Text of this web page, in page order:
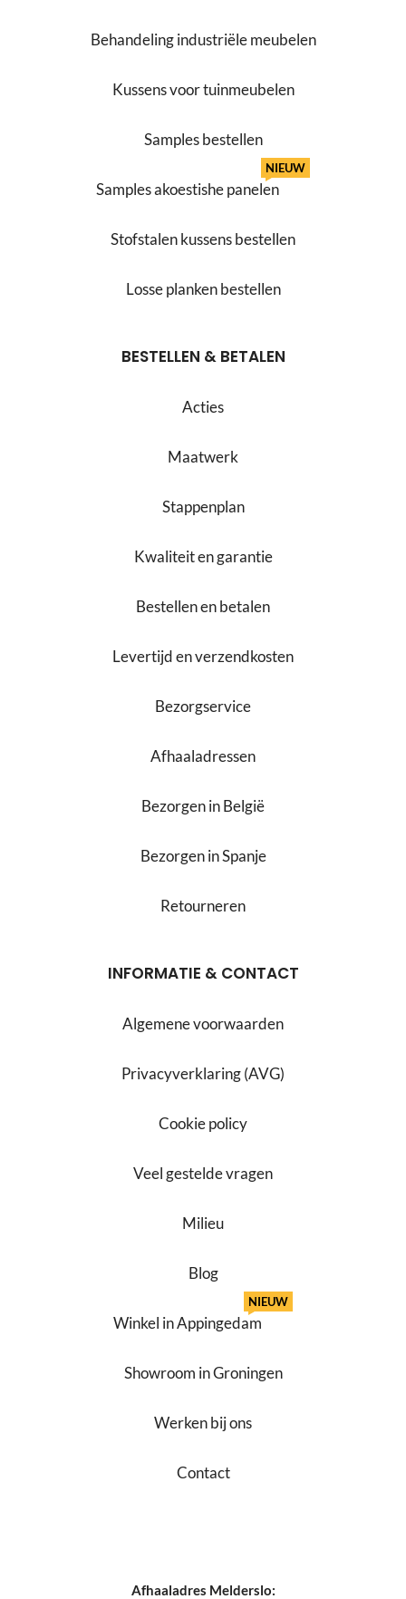
Behandeling industriële meubelen
Kussens voor tuinmeubelen
Samples bestellen
Samples akoestishe panelen
NIEUW
Stofstalen kussens bestellen
Losse planken bestellen
BESTELLEN & BETALEN
Acties
Maatwerk
Stappenplan
Kwaliteit en garantie
Bestellen en betalen
Levertijd en verzendkosten
Bezorgservice
Afhaaladressen
Bezorgen in België
Bezorgen in Spanje
Retourneren
INFORMATIE & CONTACT
Algemene voorwaarden
Privacyverklaring (AVG)
Cookie policy
Veel gestelde vragen
Milieu
Blog
Winkel in Appingedam
NIEUW
Showroom in Groningen
Werken bij ons
Contact
Afhaaladres Melderslo: